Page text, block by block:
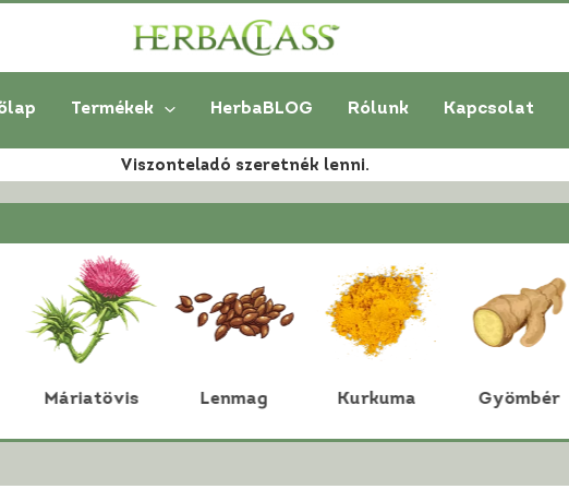
Termékek HerbaBLOG Rólunk Kapcsolat
Viszonteladó szeretnék lenni.
Lenmag Kurkuma Gyömbér